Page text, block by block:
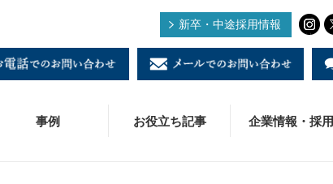
新卒・中途採用情報
事例 お役立ち記事 企業情報・採用